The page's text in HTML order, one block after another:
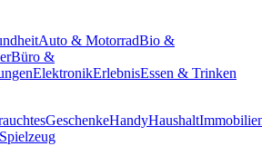
Auto & MotorradBio &
Büro &
ElektronikErlebnisEssen & Trinken
GeschenkeHandyHaushalt